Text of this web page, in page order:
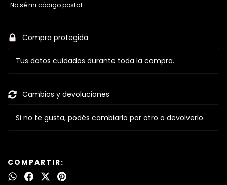
No sé mi código postal
Compra protegida
Tus datos cuidados durante toda la compra.
Cambios y devoluciones
Si no te gusta, podés cambiarlo por otro o devolverlo.
COMPARTIR: